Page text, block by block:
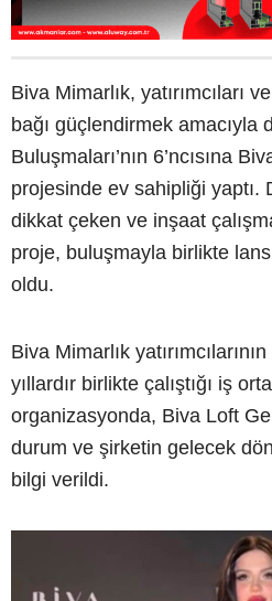
Biva Mimarlık, yatırımcıları
bağı güçlendirmek amacıyla
Buluşmaları’nın 6’ncısına
projesinde ev sahipliği yaptı.
dikkat çeken ve inşaat
proje, buluşmayla birlikte
oldu.
Biva Mimarlık
yıllardır birlikte çalıştığı iş
organizasyonda, Biva Loft
durum ve şirketin gelecek
bilgi verildi.